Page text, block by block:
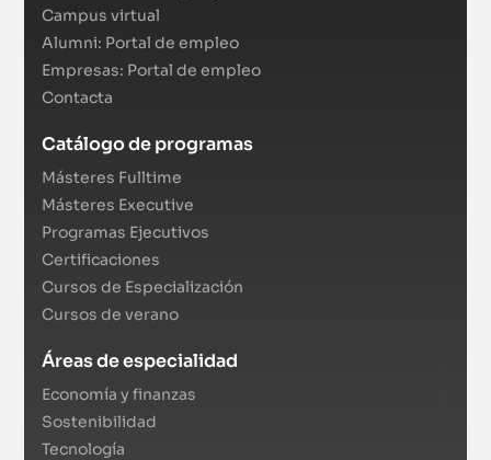
Campus virtual
Alumni: Portal de empleo
Empresas: Portal de empleo
Contacta
Catálogo de programas
Másteres Fulltime
Másteres Executive
Programas Ejecutivos
Certificaciones
Cursos de Especialización
Cursos de verano
Áreas de especialidad
Economía y finanzas
Sostenibilidad
Tecnología